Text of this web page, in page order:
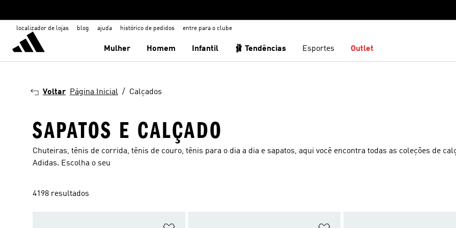
localizador de lojas blog ajuda histórico de pedidos entre para o clube
Mulher Homem Infantil 🩰 Tendências Esportes Outlet
Voltar Página Inicial Calçados
SAPATOS E CALÇADO
Chuteiras, tênis de corrida, tênis de couro, tênis para o dia a dia e sapatos, aqui você encontra todas as coleções de
Adidas. Escolha o seu
4198 resultados